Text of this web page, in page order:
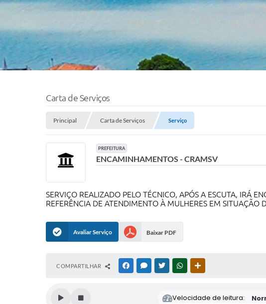
Carta de Serviços
Principal Carta de Serviços Serviço
PREFEITURA
ENCAMINHAMENTOS - CRAMSV
SERVIÇO REALIZADO PELO TÉCNICO, APÓS A ESCUTA, IRÁ
REFERÊNCIA DE ATENDIMENTO À MULHERES EM SITUAÇÃO
Avaliar Serviço Baixar PDF
COMPARTILHAR FACEBOOKMESSENGER
TWITTERWHATSAPP
Velocidade de leitura: